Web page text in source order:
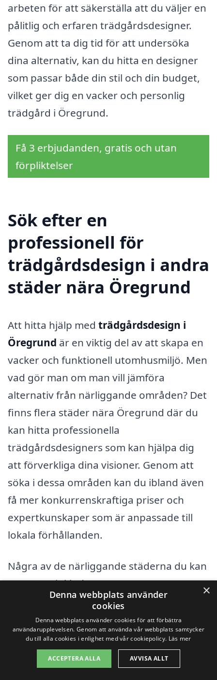
arbeten för att säkerställa att du väljer en
pålitlig och erfaren trädgårdsdesigner.
Genom att ta dig tid för att undersöka
dina alternativ, kan du hitta en designer
som passar både din stil och din budget,
vilket ger dig en vacker och personlig
trädgård i Öregrund.
Få 3 erbjudanden, gratis och utan
förpliktelser
Sök efter en
professionell för
trädgårdsdesign i andra
städer nära Öregrund
Att hitta hjälp med trädgårdsdesign i
Öregrund är en viktig del av att skapa en
vacker och funktionell utomhusmiljö. Men
vad gör man om man vill jämföra
alternativ från närliggande områden? Det
finns flera städer nära Öregrund där du
kan hitta professionella
trädgårdsdesigners som kan hjälpa dig
att förverkliga dina visioner. Genom att
söka i dessa områden kan du ibland även
få mer konkurrenskraftiga priser och
expertkunskaper som är anpassade till
lokala förhållanden.
Några av de närliggande städerna du kan
överväga inkluderar:
Östhammar
Gimo
Alunda
×
Denna webbplats använder
cookies
Denna webbplats använder cookies för att förbättra
användarupplevelsen. Genom att använda vår webbplats samtycker
du till alla cookies i enlighet med vår cookiepolicy. Läs mer
ACCEPTERA ALLA AVVISA ALLT